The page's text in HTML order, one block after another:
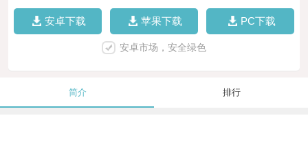
安卓下载 苹果下载 PC下载
安卓市场，安全绿色
简介 排行